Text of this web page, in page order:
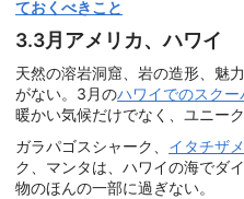
ておくべきこと
3.3月アメリカ、ハワイ
天然の溶岩洞窟、岩の造形、魅
がない。3月のハワイでのスク
暖かい気候だけでなく、ユニー
ガラパゴスシャーク、 イタチザメ
ク、マンタは、ハワイの海でダ
物のほんの一部に過ぎない。